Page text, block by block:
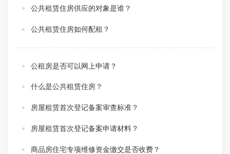
公共租赁住房供应的对象是谁？
公共租赁住房如何配租？
公租房是否可以网上申请？
什么是公共租赁住房？
房屋租赁首次登记备案审查标准？
房屋租赁首次登记备案申请材料？
商品房住宅专项维修资金缴交是否收费？